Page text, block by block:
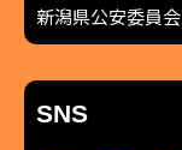
新潟県公安委員
SNS